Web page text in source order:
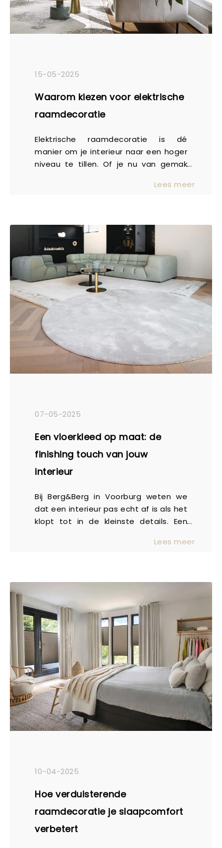
15-05-2025
Waarom kiezen voor elektrische
raamdecoratie
Elektrische raamdecoratie is dé
manier om je interieur naar een hoger
niveau te tillen. Of je nu van gemak
gewoon een slimmere manier zoekt
wat maakt elektrische raamdecoratie
nu zo aantrekkelijk? We zetten de
voordelen voor je op een rij!
Lees meer
07-05-2025
Een vloerkleed op maat: de
finishing touch van jouw
interieur
Bij Berg&Berg in Voorburg weten we
dat een interieur pas echt af is als het
klopt tot in de kleinste details. Een
verrassend grote rol. Niet alleen voegt
één geheel. En wat is er nu mooier dan
een kleed dat precies is afgestemd
op jouw smaak, ruimte én levensstijl?
Lees meer
10-04-2025
Hoe verduisterende
raamdecoratie je slaapcomfort
verbetert